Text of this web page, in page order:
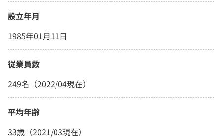
設立年月
1985年01月11日
従業員数
249名（2022/04現在）
平均年齢
33歳（2021/03現在）